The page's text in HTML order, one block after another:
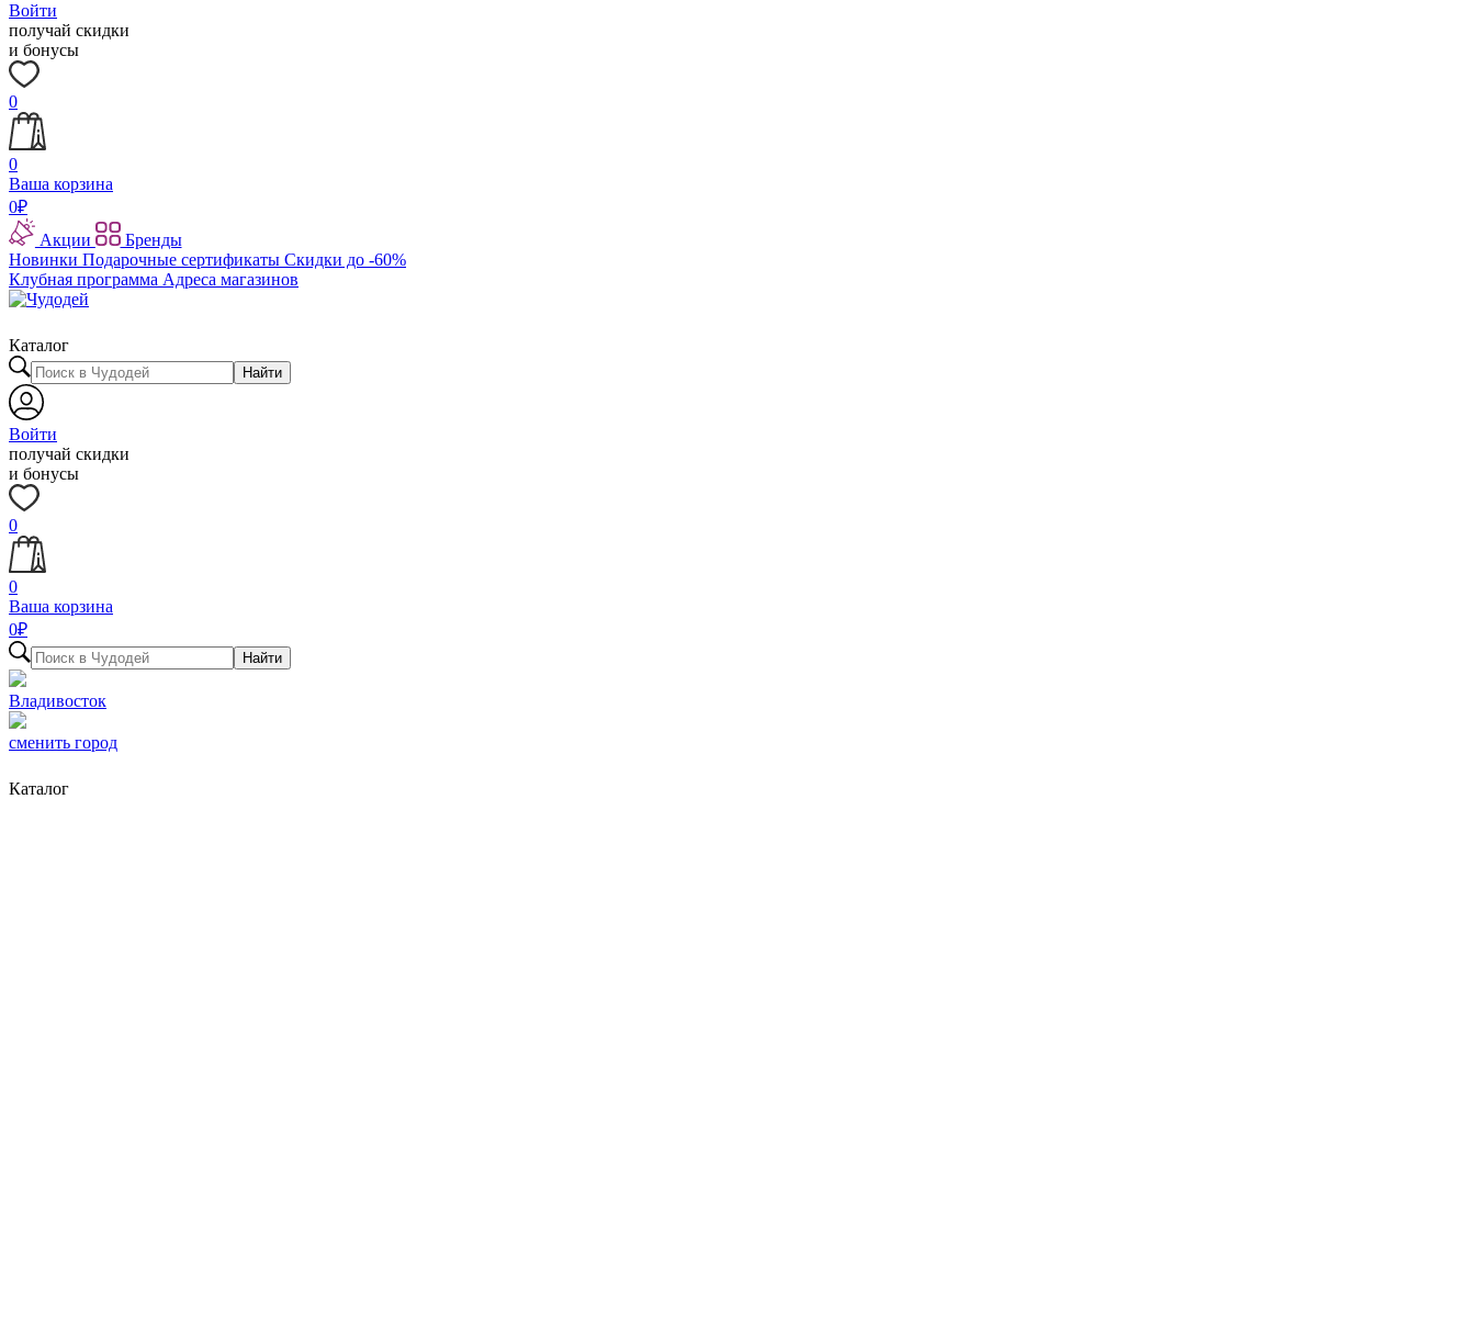
Войти
получай скидки
и бонусы
0
0
Ваша корзина
0₽
Акции
Бренды
Новинки Подарочные сертификаты Скидки до -60%
Клубная программа Адреса магазинов
Каталог
Найти
Войти
получай скидки
и бонусы
0
0
Ваша корзина
0₽
Найти
Владивосток
сменить город
Каталог